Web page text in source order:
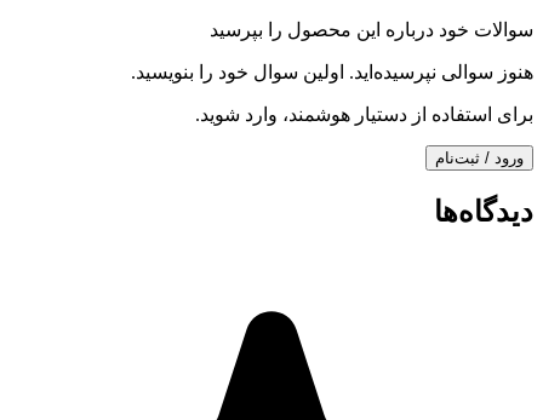
سوالات خود درباره این محصول را بپرسید
هنوز سوالی نپرسیده‌اید. اولین سوال خود را بنویسید.
برای استفاده از دستیار هوشمند، وارد شوید.
ورود / ثبت‌نام
دیدگاه‌ها